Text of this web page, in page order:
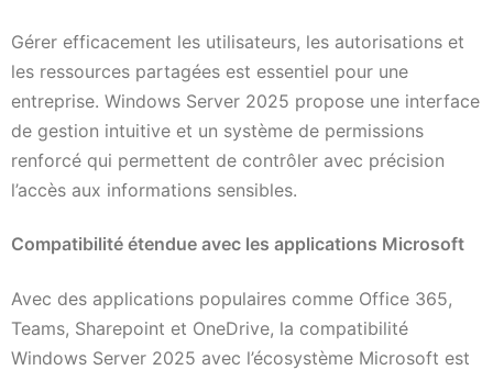
Gérer efficacement les utilisateurs, les autorisations et
les ressources partagées est essentiel pour une
entreprise. Windows Server 2025 propose une interface
de gestion intuitive et un système de permissions
renforcé qui permettent de contrôler avec précision
l’accès aux informations sensibles.
Compatibilité étendue avec les applications Microsoft
Avec des applications populaires comme Office 365,
Teams, Sharepoint et OneDrive, la compatibilité
Windows Server 2025 avec l’écosystème Microsoft est